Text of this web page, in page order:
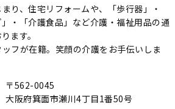
り、住宅リフォームや、「歩行器」・
」・「介護食品」など介護・福祉用品の通
ます。
フが在籍。笑顔の介護をお手伝いしま
〒562-0045
大阪府箕面市瀬川4丁目1番50号